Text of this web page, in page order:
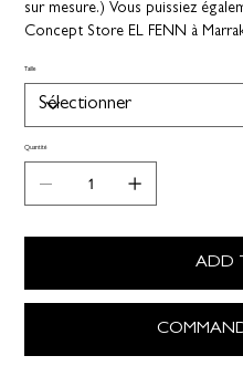
sur mesure.) Vous puissiez
Concept Store EL FENN à
Taille
Quantité
ADD